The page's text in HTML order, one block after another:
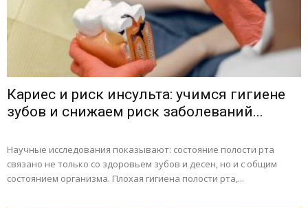
Кариес и риск инсульта: учимся гигиене
зубов и снижаем риск заболеваний...
Научные исследования показывают: состояние полости рта
связано не только со здоровьем зубов и десен, но и с общим
состоянием организма. Плохая гигиена полости рта,...